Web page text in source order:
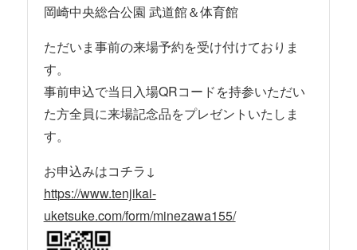
岡崎中央総合公園 武道館＆体育館
ただいま事前の来場予約を受け付けておりま
す。
事前申込で当日入場QRコードを持参いただい
た方全員に来場記念品をプレゼントいたしま
す。
お申込みはコチラ↓
https://www.tenjikai-
uketsuke.com/form/minezawa155/